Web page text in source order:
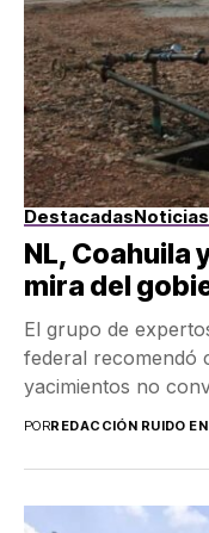
Destacadas
NL, Coahuila
mira del
El grupo de
federal recomendó
yacimientos no
Coahuila y...
PORREDACCIÓN RUIDO